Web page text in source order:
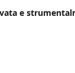
e